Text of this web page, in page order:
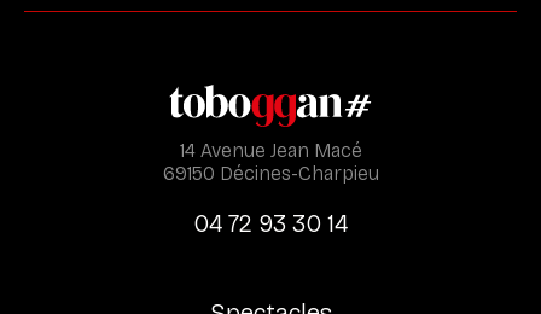
14 Avenue Jean Macé
69150 Décines-Charpieu
04 72 93 30 14